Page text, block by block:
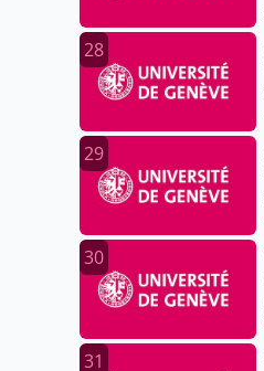
28
29
30
31